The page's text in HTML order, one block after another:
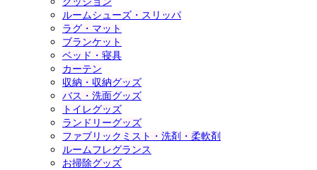
ルームシューズ・スリッパ
ラグ・マット
ブランケット
ベッド・寝具
カーテン
収納・収納グッズ
バス・洗面グッズ
トイレグッズ
ランドリーグッズ
ファブリックミスト・洗剤・柔軟剤
ルームフレグランス
お掃除グッズ